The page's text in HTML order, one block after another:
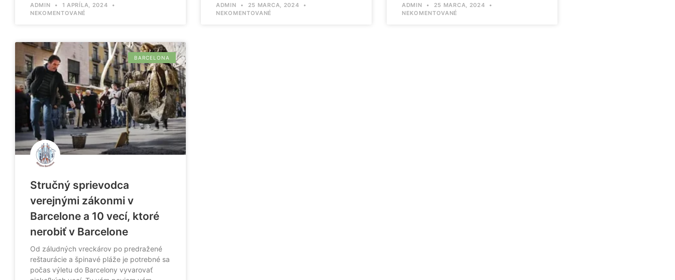
ADMIN
1 APRÍLA, 2024
NEKOMENTOVANÉ
ADMIN
25 MARCA, 2024
NEKOMENTOVANÉ
ADMIN
25 MARCA, 2024
NEKOMENTOVANÉ
BARCELONA
Stručný sprievodca
verejnými zákonmi v
Barcelone a 10 vecí, ktoré
nerobiť v Barcelone
Od záludných vreckárov po predražené
reštaurácie a špinavé pláže je potrebné sa
počas výletu do Barcelony vyvarovať